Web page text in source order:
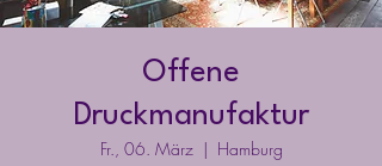
Offene
Druckmanufaktur
Fr., 06. März
  |
Hamburg